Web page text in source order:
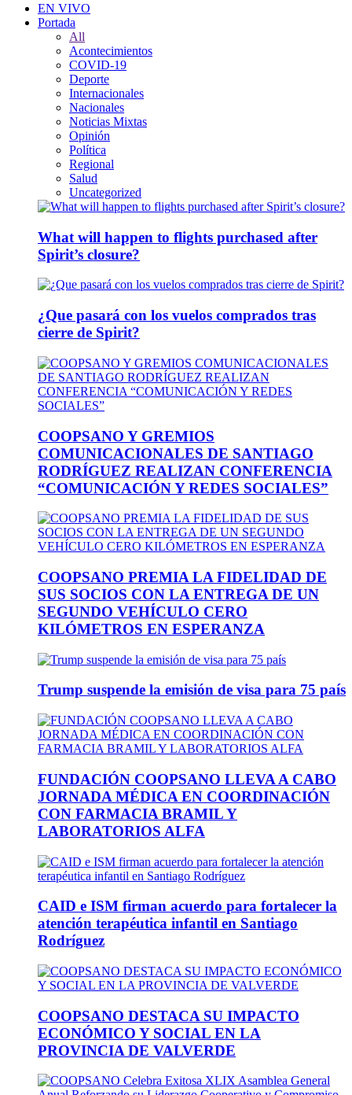
EN VIVO
Portada
All
Acontecimientos
COVID-19
Deporte
Internacionales
Nacionales
Noticias Mixtas
Opinión
Política
Regional
Salud
Uncategorized
What will happen to flights purchased after
Spirit’s closure?
¿Que pasará con los vuelos comprados tras
cierre de Spirit?
COOPSANO Y GREMIOS
COMUNICACIONALES DE SANTIAGO
RODRÍGUEZ REALIZAN CONFERENCIA
“COMUNICACIÓN Y REDES SOCIALES”
COOPSANO PREMIA LA FIDELIDAD DE
SUS SOCIOS CON LA ENTREGA DE UN
SEGUNDO VEHÍCULO CERO
KILÓMETROS EN ESPERANZA
Trump suspende la emisión de visa para 75 país
FUNDACIÓN COOPSANO LLEVA A CABO
JORNADA MÉDICA EN COORDINACIÓN
CON FARMACIA BRAMIL Y
LABORATORIOS ALFA
CAID e ISM firman acuerdo para fortalecer la
atención terapéutica infantil en Santiago
Rodríguez
COOPSANO DESTACA SU IMPACTO
ECONÓMICO Y SOCIAL EN LA
PROVINCIA DE VALVERDE